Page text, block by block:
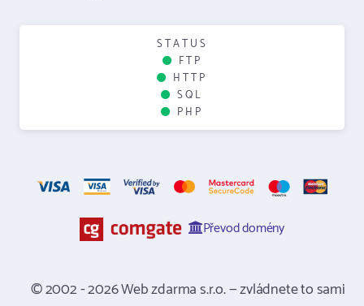
STATUS
FTP
HTTP
SQL
PHP
Převod domény
© 2002 - 2026 Web zdarma s.r.o. — zvládnete to sami